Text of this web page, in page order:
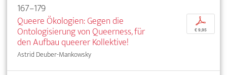
167–179
Queere Ökologien: Gegen die
Ontologisierung von Queerness, für
den Aufbau queerer Kollektive!
Astrid Deuber-Mankowsky
p
€ 9,95